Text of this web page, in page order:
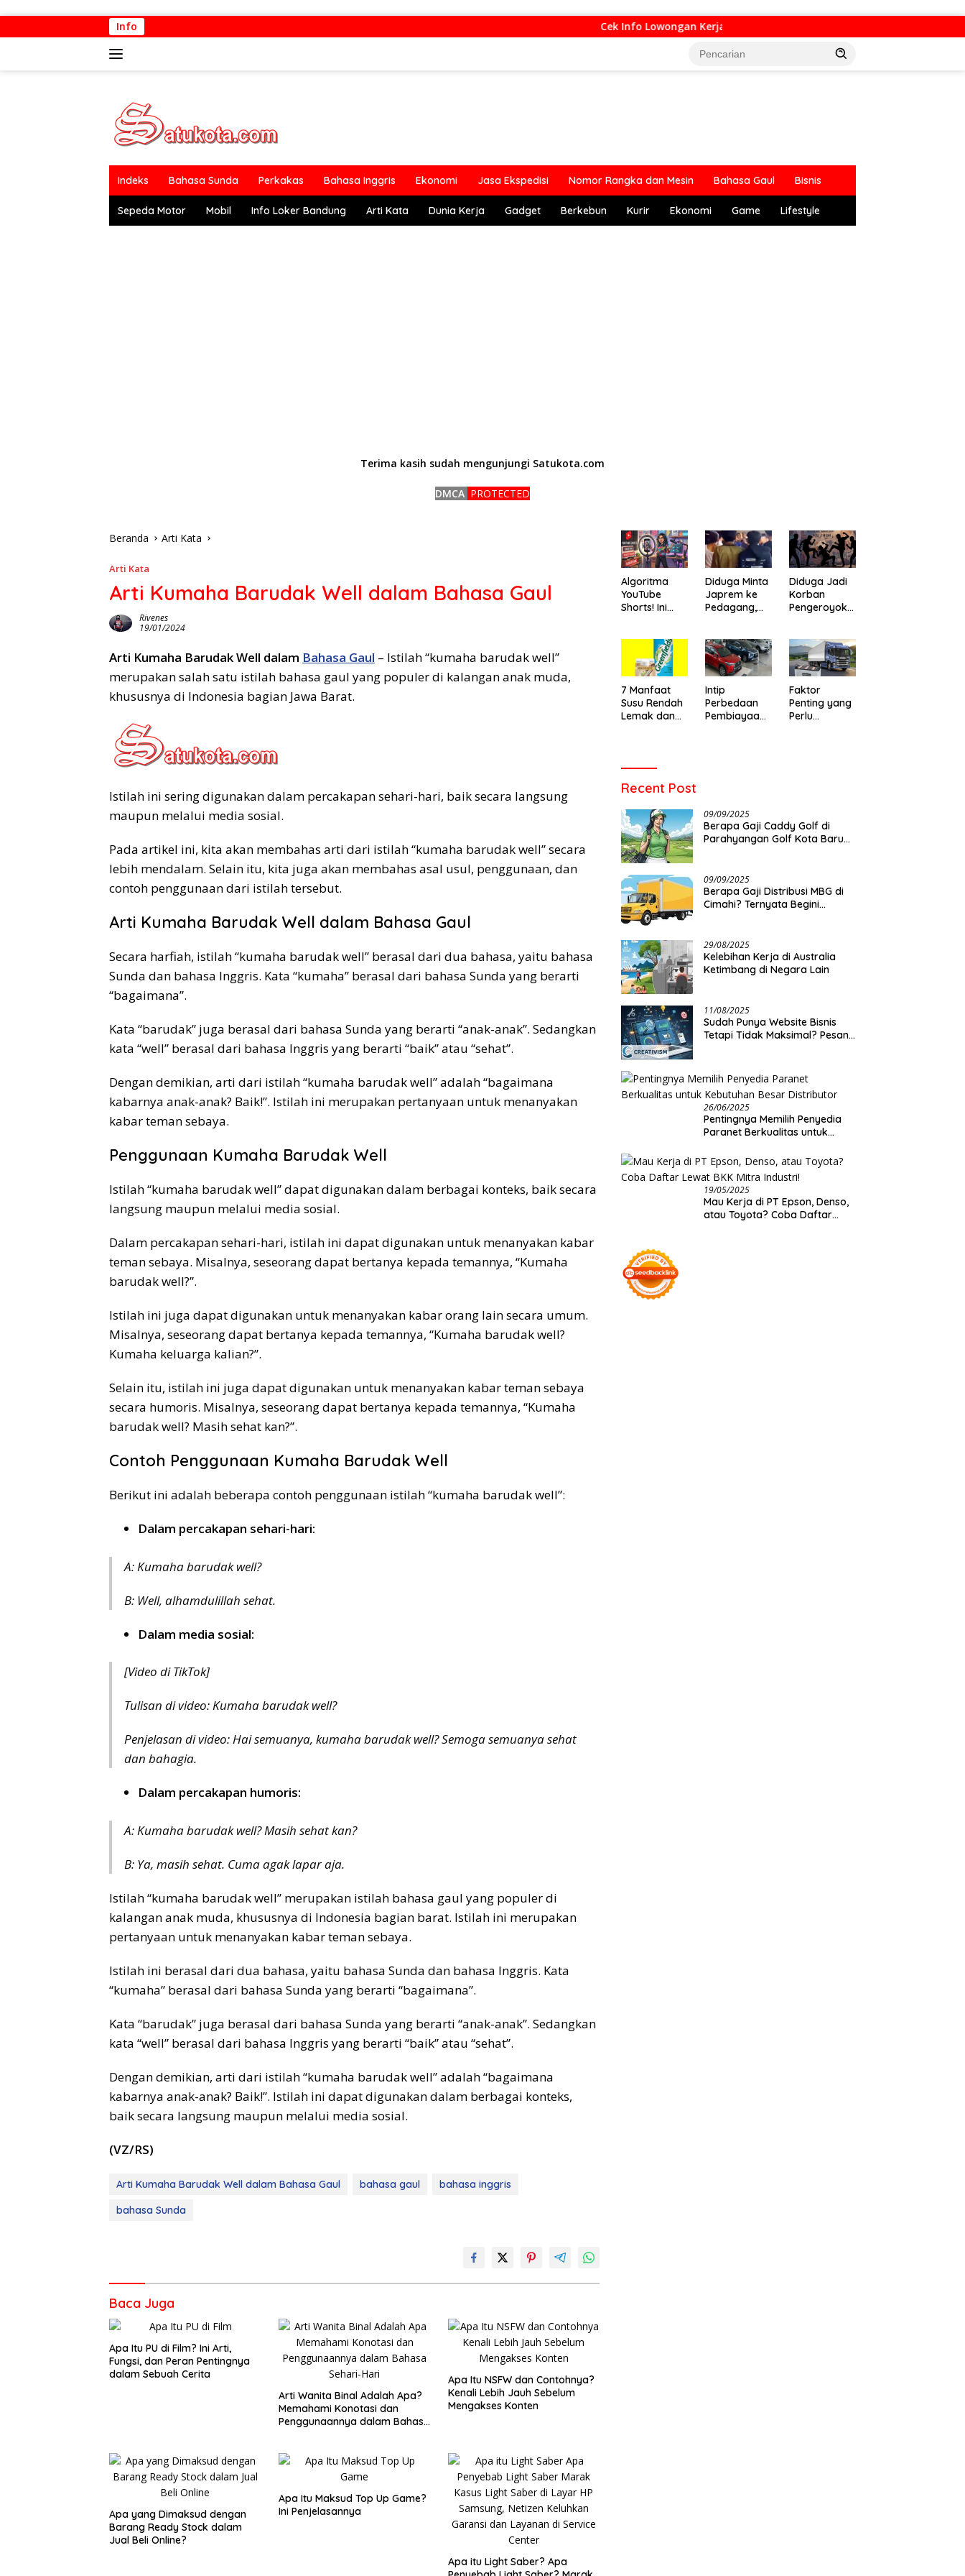
ke
Info Cek Info Lowongan Kerja di Bandung Raya Update Hari Ini
Indeks Bahasa Sunda Perkakas Bahasa Inggris Ekonomi Jasa Ekspedisi Nomor Rangka dan Mesin Bahasa Gaul Bisnis
Sepeda Motor Mobil Info Loker Bandung Arti Kata Dunia Kerja Gadget Berkebun Kurir Ekonomi Game Lifestyle
Terima kasih sudah mengunjungi Satukota.com
DMCA PROTECTED
Beranda Arti Kata
Arti Kata
Arti Kumaha Barudak Well dalam Bahasa Gaul
Rivenes
19/01/2024
Arti Kumaha Barudak Well dalam Bahasa Gaul – Istilah “kumaha barudak well”
merupakan salah satu istilah bahasa gaul yang populer di kalangan anak muda,
khususnya di Indonesia bagian Jawa Barat.
Istilah ini sering digunakan dalam percakapan sehari-hari, baik secara langsung
maupun melalui media sosial.
Pada artikel ini, kita akan membahas arti dari istilah “kumaha barudak well” secara
lebih mendalam. Selain itu, kita juga akan membahas asal usul, penggunaan, dan
contoh penggunaan dari istilah tersebut.
Arti Kumaha Barudak Well dalam Bahasa Gaul
Secara harfiah, istilah “kumaha barudak well” berasal dari dua bahasa, yaitu bahasa
Sunda dan bahasa Inggris. Kata “kumaha” berasal dari bahasa Sunda yang berarti
“bagaimana”.
Kata “barudak” juga berasal dari bahasa Sunda yang berarti “anak-anak”. Sedangkan
kata “well” berasal dari bahasa Inggris yang berarti “baik” atau “sehat”.
Dengan demikian, arti dari istilah “kumaha barudak well” adalah “bagaimana
kabarnya anak-anak? Baik!”. Istilah ini merupakan pertanyaan untuk menanyakan
kabar teman sebaya.
Penggunaan Kumaha Barudak Well
Istilah “kumaha barudak well” dapat digunakan dalam berbagai konteks, baik secara
langsung maupun melalui media sosial.
Dalam percakapan sehari-hari, istilah ini dapat digunakan untuk menanyakan kabar
teman sebaya. Misalnya, seseorang dapat bertanya kepada temannya, “Kumaha
barudak well?”.
Istilah ini juga dapat digunakan untuk menanyakan kabar orang lain secara umum.
Misalnya, seseorang dapat bertanya kepada temannya, “Kumaha barudak well?
Kumaha keluarga kalian?”.
Selain itu, istilah ini juga dapat digunakan untuk menanyakan kabar teman sebaya
secara humoris. Misalnya, seseorang dapat bertanya kepada temannya, “Kumaha
barudak well? Masih sehat kan?”.
Contoh Penggunaan Kumaha Barudak Well
Berikut ini adalah beberapa contoh penggunaan istilah “kumaha barudak well”:
Dalam percakapan sehari-hari:
A: Kumaha barudak well?
B: Well, alhamdulillah sehat.
Dalam media sosial:
[Video di TikTok]
Tulisan di video:Kumaha barudak well?
Penjelasan di video:Hai semuanya, kumaha barudak well? Semoga semuanya sehat
dan bahagia.
Dalam percakapan humoris:
A: Kumaha barudak well? Masih sehat kan?
B: Ya, masih sehat. Cuma agak lapar aja.
Istilah “kumaha barudak well” merupakan istilah bahasa gaul yang populer di
kalangan anak muda, khususnya di Indonesia bagian barat. Istilah ini merupakan
pertanyaan untuk menanyakan kabar teman sebaya.
Istilah ini berasal dari dua bahasa, yaitu bahasa Sunda dan bahasa Inggris. Kata
“kumaha” berasal dari bahasa Sunda yang berarti “bagaimana”.
Kata “barudak” juga berasal dari bahasa Sunda yang berarti “anak-anak”. Sedangkan
kata “well” berasal dari bahasa Inggris yang berarti “baik” atau “sehat”.
Dengan demikian, arti dari istilah “kumaha barudak well” adalah “bagaimana
kabarnya anak-anak? Baik!”. Istilah ini dapat digunakan dalam berbagai konteks,
baik secara langsung maupun melalui media sosial.
(VZ/RS)
Arti Kumaha Barudak Well dalam Bahasa Gaul bahasa gaul
bahasa inggris
bahasa Sunda
Baca Juga
Apa Itu PU di Film? Ini Arti,
Fungsi, dan Peran Pentingnya
dalam Sebuah Cerita
Arti Wanita Binal Adalah Apa?
Memahami Konotasi dan
Penggunaannya dalam Bahasa
Apa Itu NSFW dan Contohnya?
Kenali Lebih Jauh Sebelum
Mengakses Konten
Apa yang Dimaksud dengan
Barang Ready Stock dalam
Jual Beli Online?
Apa Itu Maksud Top Up Game?
Ini Penjelasannya
Apa itu Light Saber? Apa
Algoritma
YouTube
Shorts! Ini
Video Baru
Menemukan
Audiens yang
Tepat
Diduga Minta
Japrem ke
Pedagang,
Warga di
Leuwigajah
Cimahi
Diduga Jadi
Korban
Pengeroyoka
Meninggal
Setelah Dua
Hari Dirawat
7 Manfaat
Susu Rendah
Lemak dan
Intip
Perbedaan
Pembiayaan
Faktor
Penting yang
Perlu
Recent Post
09/09/2025
Berapa Gaji Caddy Golf di
Parahyangan Golf Kota Baru
09/09/2025
Berapa Gaji Distribusi MBG di
Cimahi? Ternyata Begini…
29/08/2025
Kelebihan Kerja di Australia
Ketimbang di Negara Lain
11/08/2025
Sudah Punya Website Bisnis
Tetapi Tidak Maksimal? Pesan
26/06/2025
Pentingnya Memilih Penyedia
Paranet Berkualitas untuk
19/05/2025
Mau Kerja di PT Epson, Denso,
atau Toyota? Coba Daftar